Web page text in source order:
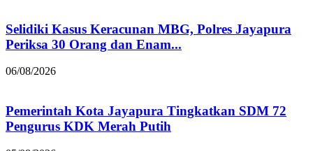
Selidiki Kasus Keracunan MBG, Polres Jayapura
Periksa 30 Orang dan Enam...
06/08/2026
Pemerintah Kota Jayapura Tingkatkan SDM 72
Pengurus KDK Merah Putih